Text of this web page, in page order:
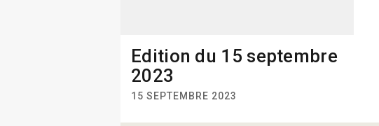
Edition du 15 septembre
2023
15 SEPTEMBRE 2023